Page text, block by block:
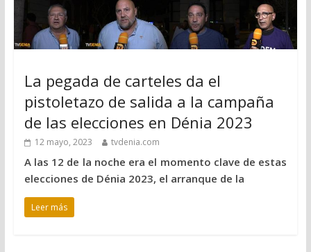
La pegada de carteles da el
pistoletazo de salida a la campaña
de las elecciones en Dénia 2023
12 mayo, 2023 tvdenia.com
A las 12 de la noche era el momento clave de estas
elecciones de Dénia 2023, el arranque de la
Leer más